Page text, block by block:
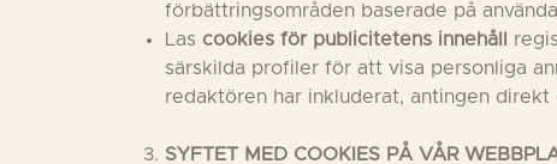
förbättringsområden baserade på
Las cookies för publicitetens innehåll
särskilda profiler för att visa personliga
redaktören har inkluderat, antingen
SYFTET MED COOKIES PÅ VÅR